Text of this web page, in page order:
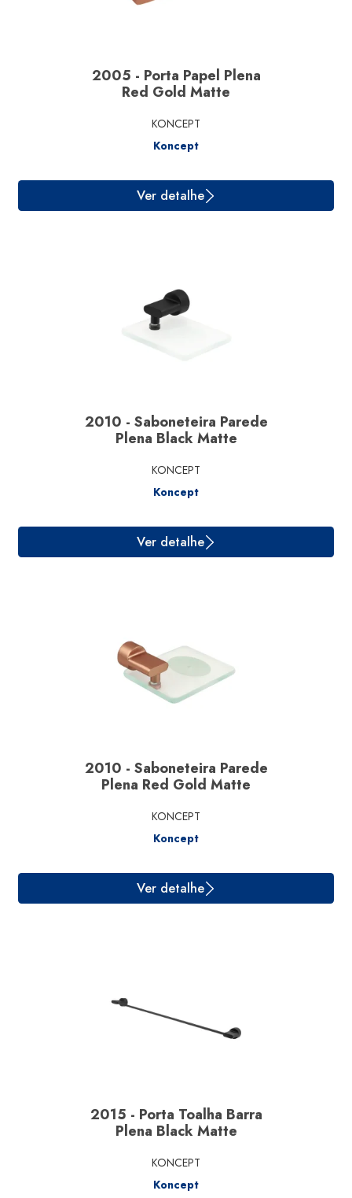
Ver detalhe
2005 - Porta Papel Plena
Red Gold Matte
KONCEPT
Koncept
2010 - Saboneteira Parede
Plena Black Matte
KONCEPT
Koncept
2010 - Saboneteira Parede
Plena Red Gold Matte
KONCEPT
Koncept
2015 - Porta Toalha Barra
Plena Black Matte
KONCEPT
Koncept